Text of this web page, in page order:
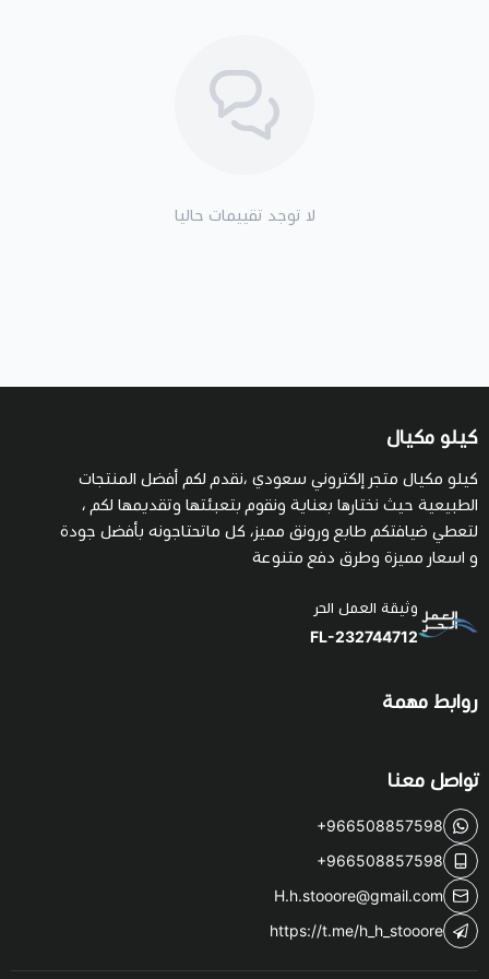
لا توجد تقييمات حاليا
كيلو مكيال
كيلو مكيال متجر إلكتروني سعودي ،نقدم لكم أفضل المنتجات
الطبيعية حيث نختارها بعناية ونقوم بتعبئتها وتقديمها لكم ،
لتعطي ضيافتكم طابع ورونق مميز، كل ماتحتاجونه بأفضل جودة
و اسعار مميزة وطرق دفع متنوعة
وثيقة العمل الحر
FL-232744712
روابط مهمة
تواصل معنا
+966508857598
+966508857598
H.h.stooore@gmail.com
https://t.me/h_h_stooore